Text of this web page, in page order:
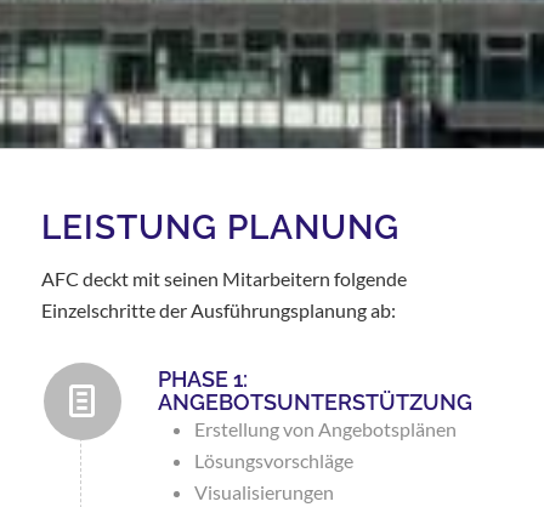
LEISTUNG PLANUNG
AFC deckt mit seinen Mitarbeitern folgende
Einzelschritte der Ausführungsplanung ab:
PHASE 1:
ANGEBOTSUNTERSTÜTZUNG
Erstellung von Angebotsplänen
Lösungsvorschläge
Visualisierungen